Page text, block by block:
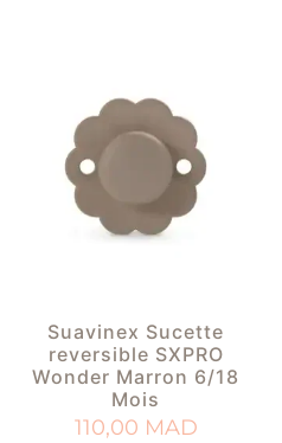
Suavinex Sucette
reversible SXPRO
Wonder Marron 6/18
Mois
110,00 MAD